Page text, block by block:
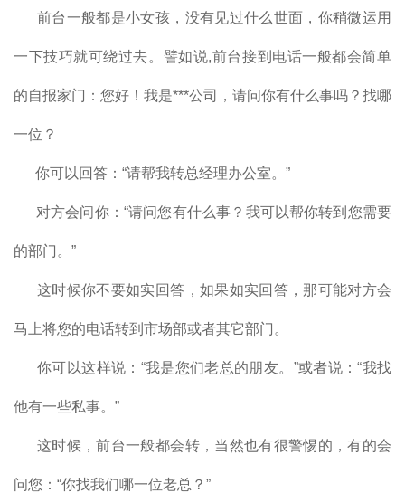
前台一般都是小女孩，没有见过什么世面，你稍微运用
一下技巧就可绕过去。譬如说,前台接到电话一般都会简单
的自报家门：您好！我是***公司，请问你有什么事吗？找哪
一位？
你可以回答：“请帮我转总经理办公室。”
对方会问你：“请问您有什么事？我可以帮你转到您需要
的部门。”
这时候你不要如实回答，如果如实回答，那可能对方会
马上将您的电话转到市场部或者其它部门。
你可以这样说：“我是您们老总的朋友。”或者说：“我找
他有一些私事。”
这时候，前台一般都会转，当然也有很警惕的，有的会
问您：“你找我们哪一位老总？”